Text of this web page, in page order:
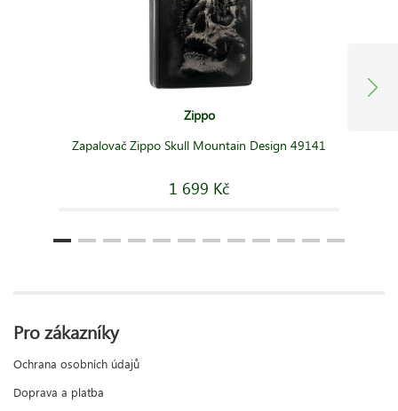
Zippo
Zapalovač Zippo Skull Mountain Design 49141
1 699 Kč
Pro zákazníky
Ochrana osobních údajů
Doprava a platba